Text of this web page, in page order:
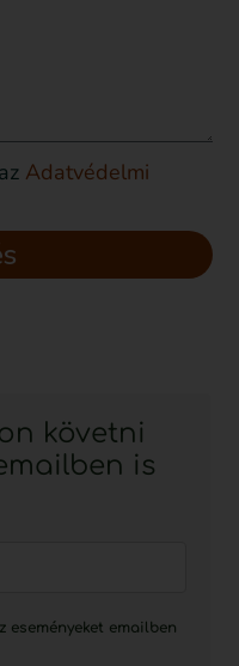
Adatvédelmi
követni
is
eseményeket emailben